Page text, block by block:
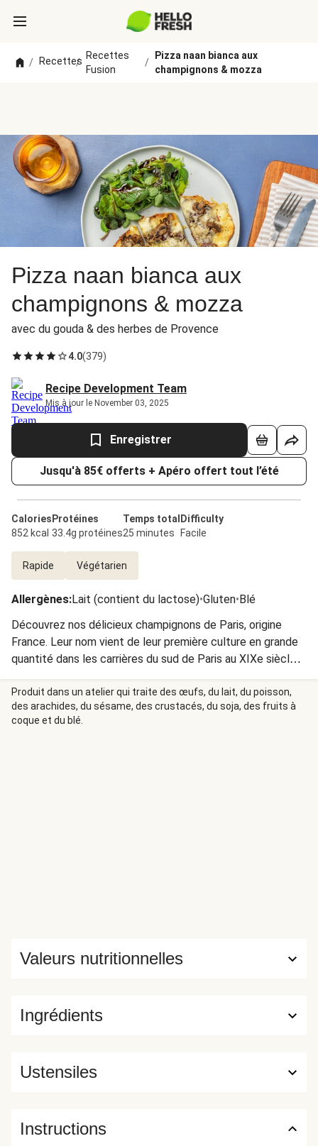
/ Recettes
/
Recettes
Fusion
/
Pizza naan bianca aux
champignons & mozza
Pizza naan bianca aux
champignons & mozza
avec du gouda & des herbes de Provence
4.0(379)
Recipe Development Team
Mis à jour le November 03, 2025
Enregistrer
Jusqu'à 85€ offerts + Apéro offert tout l’été
Calories
852 kcal
Protéines
33.4g protéines
Temps total
25 minutes
Difficulty
Facile
Rapide Végétarien
Allergènes:Lait (contient du lactose)•Gluten•Blé
Découvrez nos délicieux champignons de Paris, origine
France. Leur nom vient de leur première culture en grande
quantité dans les carrières du sud de Paris au XIXe siècle,
avant qu'ils soient déplacés pour permettre la
construction du métro parisien. Aujourd'hui, savourez nos
champignons provenant d'Ille-et-Vilaine ou de l'Aisne.
Empreints d’histoire, ils sauront ravir vos papilles !
Produit dans un atelier qui traite des œufs, du lait, du poisson,
des arachides, du sésame, des crustacés, du soja, des fruits à
coque et du blé.
Ingrédients
Valeurs nutritionnelles
Ustensiles
Instructions